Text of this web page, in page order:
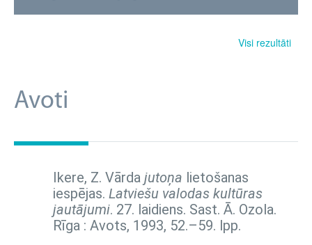
Visi rezultāti
Avoti
Ikere, Z. Vārda jutoņa lietošanas
iespējas. Latviešu valodas kultūras
jautājumi. 27. laidiens. Sast. Ā. Ozola.
Rīga : Avots, 1993, 52.–59. lpp.